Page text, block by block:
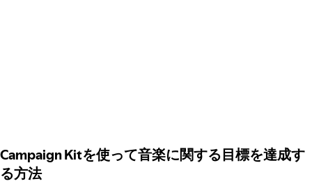
Campaign Kitを使って音楽に関する目標を達成す
る方法